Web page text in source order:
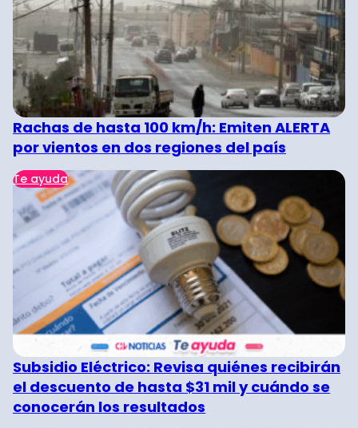
Rachas de hasta 100 km/h: Emiten ALERTA
por vientos en dos regiones del país
Te ayuda
Subsidio Eléctrico: Revisa quiénes recibirán
el descuento de hasta $31 mil y cuándo se
conocerán los resultados